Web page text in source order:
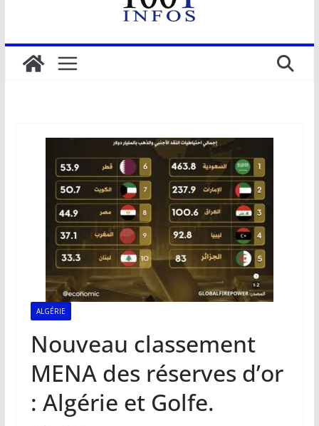
ALGÉRIE
Nouveau classement
MENA des réserves d’or
: Algérie et Golfe.